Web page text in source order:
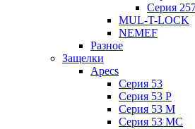
Серия
MUL-T-LOCK
NEMEF
Разное
Защелки
Apecs
Серия 53
Серия 53 P
Серия 53 М
Серия 53 МC